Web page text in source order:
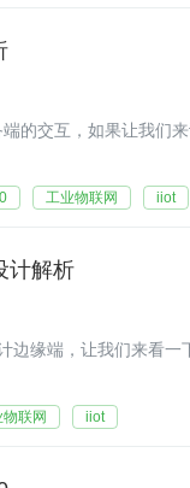
的交互，如果让我们
工业物联网 iiot
计解析
边缘端，让我们来看一
物联网 iiot